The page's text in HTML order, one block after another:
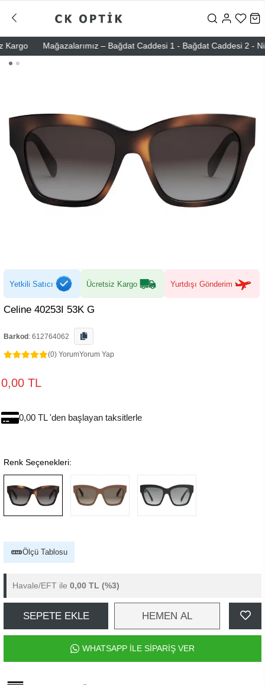
Mağazalarımız – Bağdat Caddesi 1 - Bağdat Caddesi 2 -
Yetkili Satıcı Ücretsiz Kargo Yurtdışı Gönderim
Celine 40253I 53K G
Barkod : 612764062
(0) YorumYorum Yap
0,00 TL
0,00 TL 'den başlayan taksitlerle
Renk Seçenekleri:
Ölçü Tablosu
Havale/EFT ile 0,00 TL (%3)
SEPETE EKLE HEMEN AL
WHATSAPP İLE SİPARİŞ VER